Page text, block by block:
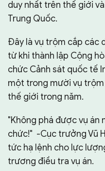
duy nhất trên thế giới
Trung Quốc.
Đây là vụ trộm cắp các
từ khi thành lập Cộng
chức Cảnh sát quốc tế
một trong mười vụ trộm
thế giới trong năm.
"Không phá được vụ án
chức!" -Cục trưởng Vũ
tức hạ lệnh cho lực
trương điều tra vụ án.